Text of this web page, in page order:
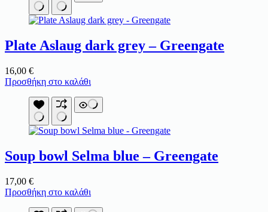
Plate Aslaug dark grey – Greengate
16,00 €
Προσθήκη στο καλάθι
Soup bowl Selma blue – Greengate
17,00 €
Προσθήκη στο καλάθι